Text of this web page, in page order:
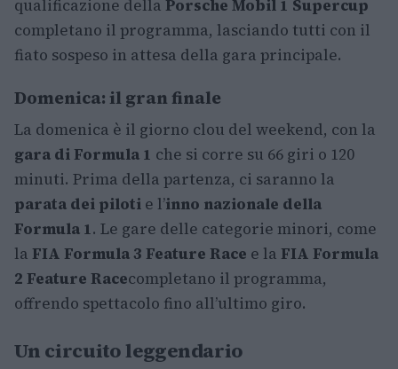
qualificazione della Porsche Mobil 1 Supercup
completano il programma, lasciando tutti con il
fiato sospeso in attesa della gara principale.
Domenica: il gran finale
La domenica è il giorno clou del weekend, con la
gara di Formula 1 che si corre su 66 giri o 120
minuti. Prima della partenza, ci saranno la
parata dei piloti e l’inno nazionale della
Formula 1. Le gare delle categorie minori, come
la FIA Formula 3 Feature Race e la FIA Formula
2 Feature Racecompletano il programma,
offrendo spettacolo fino all’ultimo giro.
Un circuito leggendario